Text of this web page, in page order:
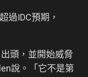
過IDC預期，
頭，並開始威脅
說。「它不是第